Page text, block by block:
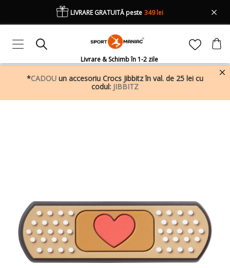
Livrare & Schimb în 1-2 zile
LIVRARE GRATUITĂ peste 349 lei
*CADOU un accesoriu Crocs Jibbitz în val. de 25 lei cu
codul: JIBBITZ